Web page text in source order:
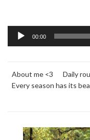
Audio
Player
00:00
About me <3 Daily
Every season has its